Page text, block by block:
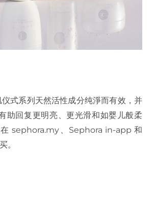
式系列天然活性成分纯淨而有效，并
助回复更明亮、更光滑和如婴儿般柔
sephora.my、Sephora in-app 和
。